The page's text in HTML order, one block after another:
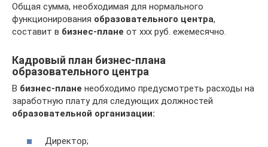
Общая сумма, необходимая для нормального
функционирования образовательного центра,
составит в бизнес-плане от ххх руб. ежемесячно.
Кадровый план бизнес-плана
образовательного центра
В бизнес-плане необходимо предусмотреть расходы на
заработную плату для следующих должностей
образовательной организации:
Директор;